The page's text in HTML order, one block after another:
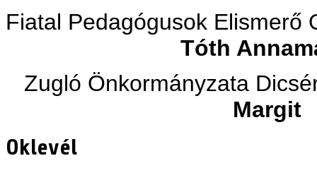
Fiatal Pedagógusok Elismerő
Tóth
Zugló Önkormányzata
Margit
Oklevél